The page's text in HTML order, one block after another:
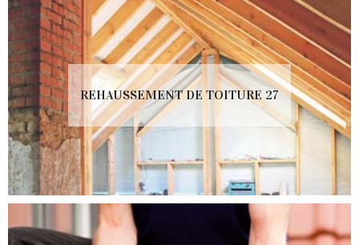
REHAUSSEMENT DE TOITURE 27